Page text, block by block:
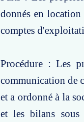
donnés en
comptes
Procédure : Les
communication de
et a ordonné à la
et les bilans